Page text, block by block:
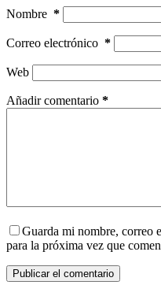
Nombre *
Correo electrónico *
Web
Añadir comentario *
Guarda mi nombre, correo
para la próxima vez que
Publicar el comentario